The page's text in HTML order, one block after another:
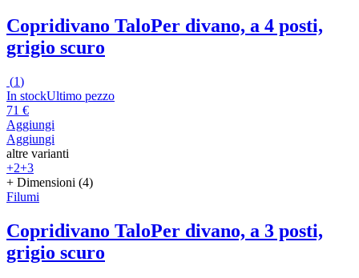
Copridivano TaloPer divano, a 4 posti,
grigio scuro
(1)
In stockUltimo pezzo
71 €
Aggiungi
Aggiungi
altre varianti
+2+3
+ Dimensioni (4)
Filumi
Copridivano TaloPer divano, a 3 posti,
grigio scuro